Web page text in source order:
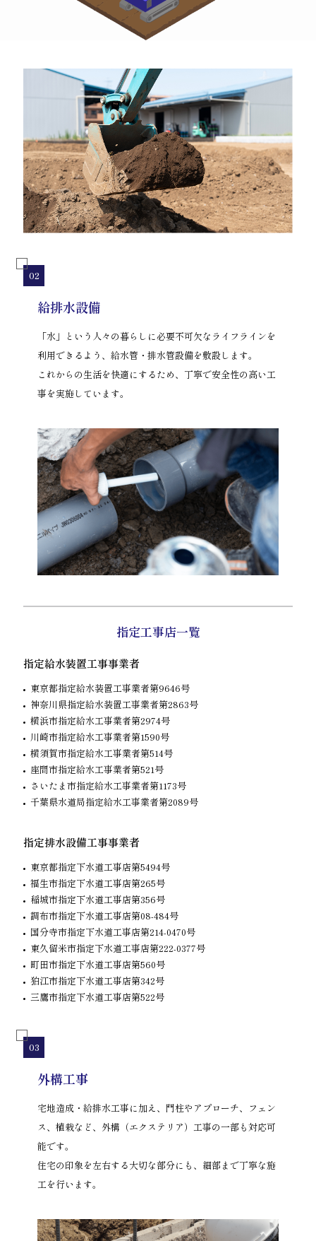
給排水設備
「水」という人々の暮らしに必要不可欠なライフラインを
利用できるよう、給水管・排水管設備を敷設します。
これからの生活を快適にするため、丁寧で安全性の高い工
事を実施しています。
指定工事店一覧
指定給水装置工事事業者
東京都指定給水装置工事業者第9646号
神奈川県指定給水装置工事業者第2863号
横浜市指定給水工事業者第2974号
川崎市指定給水工事業者第1590号
横須賀市指定給水工事業者第514号
座間市指定給水工事業者第521号
さいたま市指定給水工事業者第1173号
千葉県水道局指定給水工事業者第2089号
指定排水設備工事事業者
東京都指定下水道工事店第5494号
福生市指定下水道工事店第265号
稲城市指定下水道工事店第356号
調布市指定下水道工事店第08-484号
国分寺市指定下水道工事店第214-0470号
東久留米市指定下水道工事店第222-0377号
町田市指定下水道工事店第560号
狛江市指定下水道工事店第342号
三鷹市指定下水道工事店第522号
外構工事
宅地造成・給排水工事に加え、門柱やアプローチ、フェン
ス、植栽など、外構（エクステリア）工事の一部も対応可
能です。
住宅の印象を左右する大切な部分にも、細部まで丁寧な施
工を行います。